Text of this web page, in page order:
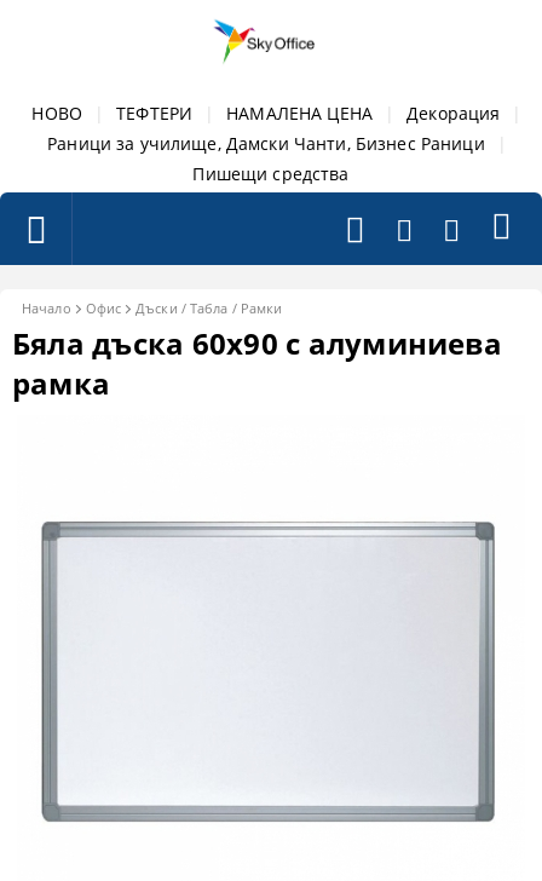
НОВО ТЕФТЕРИ НАМАЛЕНА ЦЕНА Декорация
Раници за училище, Дамски Чанти, Бизнес Раници
Пишещи средства
Начало Офис Дъски / Табла / Рамки
Бяла дъска 60х90 с алуминиева
рамка